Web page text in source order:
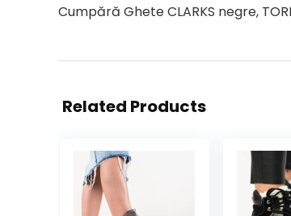
Cumpără Ghete CLARKS negre,
Related Products